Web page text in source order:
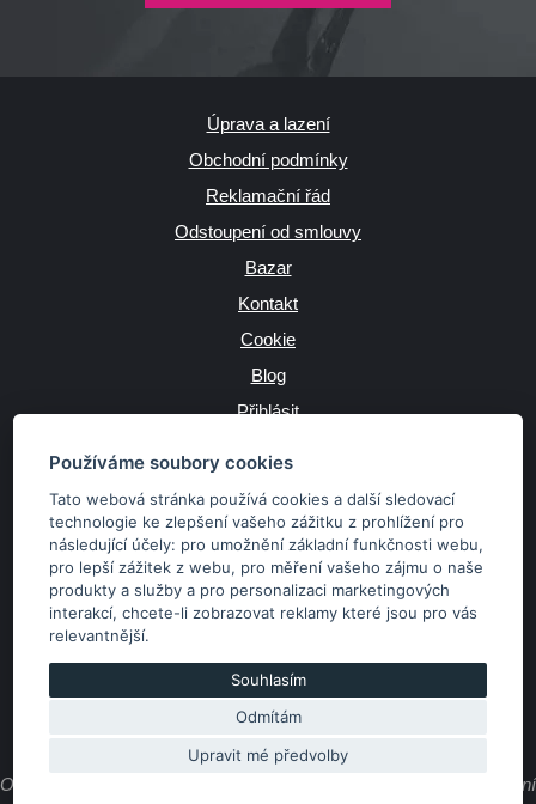
Používáme soubory cookies
Tato webová stránka používá cookies a další sledovací
technologie ke zlepšení vašeho zážitku z prohlížení pro
následující účely: pro umožnění základní funkčnosti webu,
pro lepší zážitek z webu, pro měření vašeho zájmu o naše
produkty a služby a pro personalizaci marketingových
interakcí,chcete-li zobrazovat reklamy které jsou pro vás
relevantnější.
Souhlasím
Odmítám
Upravit mé předvolby
Úprava a lazení
Obchodní podmínky
Reklamační řád
Odstoupení od smlouvy
Bazar
Kontakt
Cookie
Blog
Přihlásit
JAZYK
Kč €
Copyright © 2026 SubaruSTI.cz. Všechna práva vyhrazena.
Obsah stránek je majetkem provozovatele. Kopírování, zveřejňování